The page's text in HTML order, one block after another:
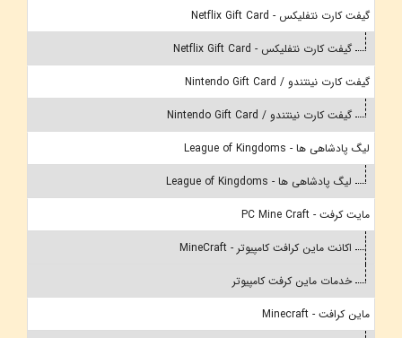
گیفت کارت نتفلیکس - Netflix Gift Card
گیفت کارت نتفلیکس - Netflix Gift Card
گیفت کارت نینتندو / Nintendo Gift Card
گیفت کارت نینتندو / Nintendo Gift Card
لیگ پادشاهی ها - League of Kingdoms
لیگ پادشاهی ها - League of Kingdoms
مایت کرفت - PC Mine Craft
اکانت ماین کرافت کامپیوتر - MineCraft
خدمات ماین کرفت کامپیوتر
ماین کرافت - Minecraft